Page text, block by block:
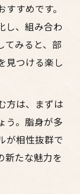
すめです。
し、組み合わ
てみると、部
見つける楽し
方は、まずは
う。脂身が多
が相性抜群で
新たな魅力を